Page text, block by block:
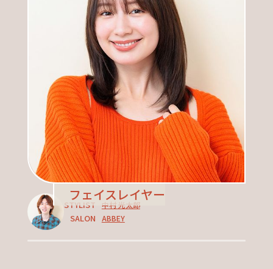
フェイスレイヤー
STYLIST 中村 光太郎
SALON ABBEY